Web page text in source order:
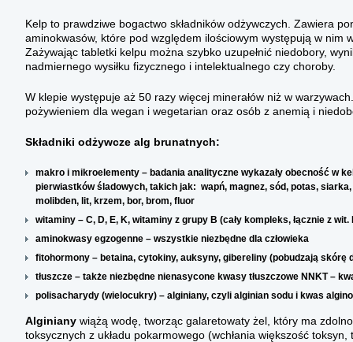
Kelp to prawdziwe bogactwo składników odżywczych. Zawiera
aminokwasów, które pod względem ilościowym występują w nim
Zażywając tabletki kelpu można szybko uzupełnić niedobory,
nadmiernego wysiłku fizycznego i intelektualnego czy choroby.
W klepie występuje aż 50 razy więcej minerałów niż w
pożywieniem dla wegan i wegetarian oraz osób z anemią i
Składniki odżywcze alg brunatnych:
makro i mikroelementy – badania analityczne wykazały obecność w
pierwiastków śladowych, takich jak: wapń, magnez, sód, potas,
molibden, lit, krzem, bor, brom, fluor
witaminy – C, D, E, K, witaminy z grupy B (cały kompleks, łącznie z
aminokwasy egzogenne – wszystkie niezbędne dla człowieka
fitohormony – betaina, cytokiny, auksyny, gibereliny (pobudzają skórę
tłuszcze – także niezbędne nienasycone kwasy tłuszczowe NNKT –
polisacharydy (wielocukry) – alginiany, czyli alginian sodu i kwas
Alginiany wiążą wodę, tworząc galaretowaty żel, który ma
toksycznych z układu pokarmowego (wchłania większość